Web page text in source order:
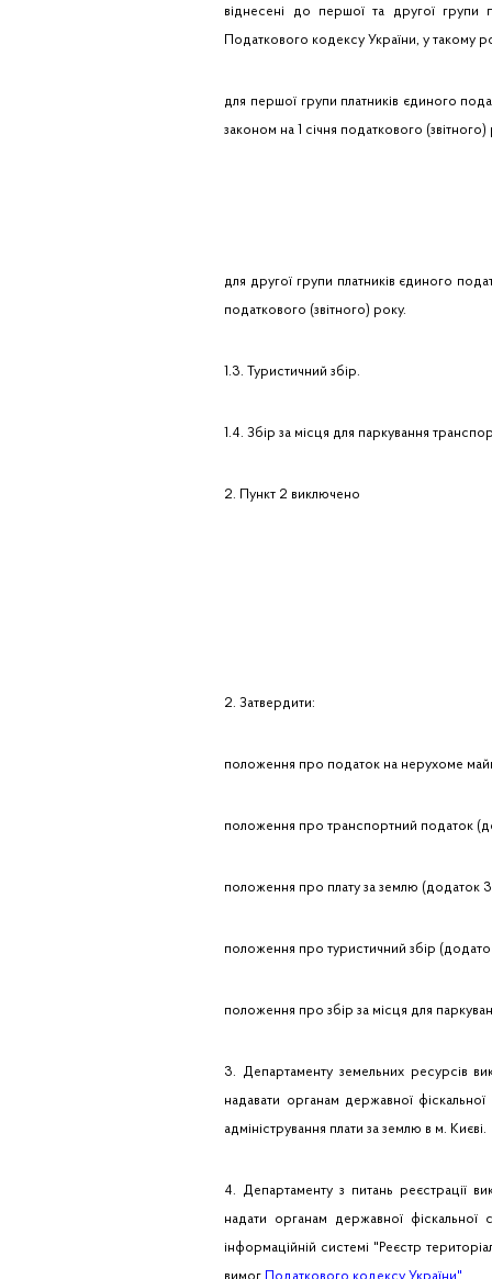
віднесені до першої та другої групи
Податкового кодексу України, у такому
для першої групи платників єдиного
законом на 1 січня податкового (звітного)
для другої групи платників єдиного
податкового (звітного) року.
1.3. Туристичний збір.
1.4. Збір за місця для паркування
2. Пункт 2 виключено
2. Затвердити:
положення про податок на нерухоме
положення про транспортний податок
положення про плату за землю (додаток
положення про туристичний збір
положення про збір за місця для
3. Департаменту земельних ресурсів
надавати органам державної
адміністрування плати за землю в м. Києві.
4. Департаменту з питань реєстрації
надати органам державної
інформаційній системі "Реєстр